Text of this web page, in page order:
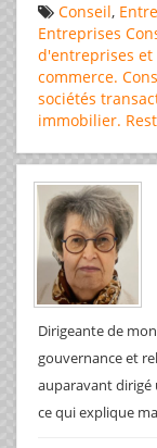
Conseil,
Entreprises
d'entreprises et
commerce.
sociétés
immobilier.
Dirigeante de
gouvernance et
auparavant dirigé
ce qui explique